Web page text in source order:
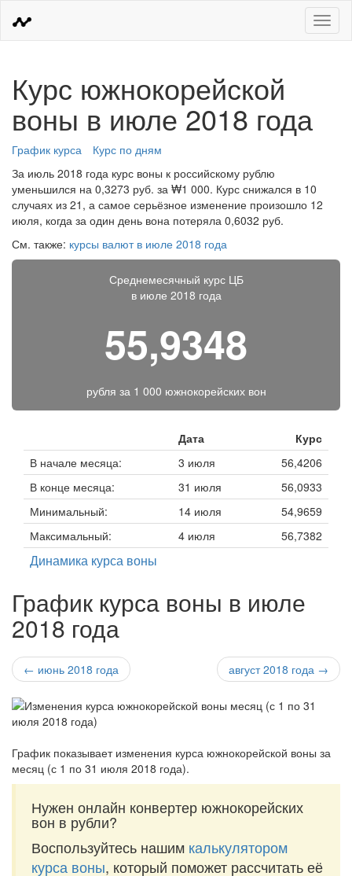
Меню
Курс южнокорейской
воны в июле 2018 года
График курса
Курс по дням
За июль 2018 года курс воны к российскому рублю
уменьшился на 0,3273 руб. за ₩1 000. Курс снижался в 10
случаях из 21, а самое серьёзное изменение произошло 12
июля, когда за один день вона потеряла 0,6032 руб.
См. также: курсы валют в июле 2018 года
Среднемесячный курс ЦБ
в июле 2018 года
55,9348
рубля за 1 000 южнокорейских вон
Дата
Курс
В начале месяца:
3 июля
56,4206
В конце месяца:
31 июля
56,0933
Минимальный:
14 июля
54,9659
Максимальный:
4 июля 56,7382
Динамика курса воны
График курса воны в июле
2018 года
← июнь 2018 года август 2018 года →
График показывает изменения курса южнокорейской воны за
месяц (с 1 по 31 июля 2018 года).
Нужен онлайн конвертер южнокорейских
вон в рубли?
Воспользуйтесь нашим калькулятором
курса воны, который поможет рассчитать её